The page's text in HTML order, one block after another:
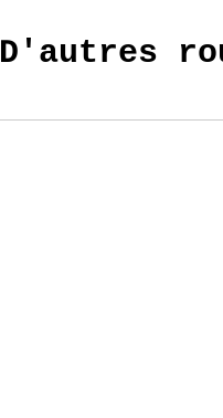
D'autres